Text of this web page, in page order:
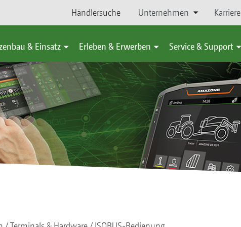
Händlersuche Unternehmen Karriere
& Einsatz Erleben & Erwerben Service & Support